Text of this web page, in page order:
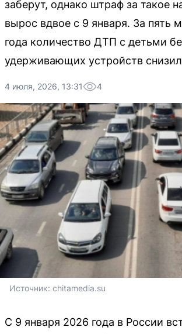
заберут, однако штраф за такое
вырос вдвое с 9 января. За пять
года количество ДТП с детьми
удерживающих устройств
4 июля, 2026, 13:31 4
Источник: chitamedia.su
С 9 января 2026 года в России